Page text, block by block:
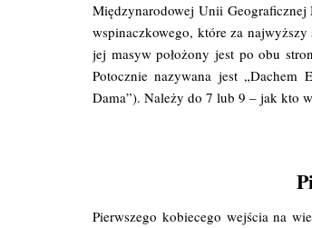
Międzynarodowej Unii
wspinaczkowego, które za
jej masyw położony jest po obu
Potocznie nazywana jest
Dama”). Należy do 7 lub 9 – jak kto
Pierwszego kobiecego wejścia na